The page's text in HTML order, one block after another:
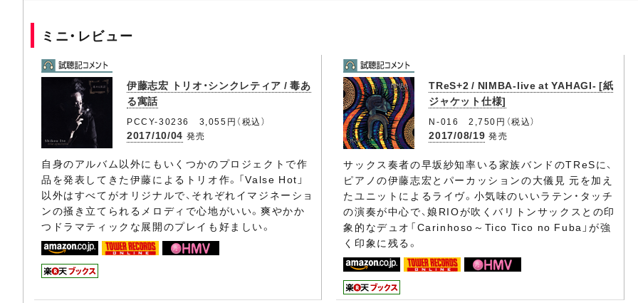
ミニ・レビュー
伊藤志宏 トリオ・シンクレティア / 毒あ
る寓話
PCCY-30236 3,055円（税込）
2017/10/04 発売
自身のアルバム以外にもいくつかのプロジェクトで作
品を発表してきた伊藤によるトリオ作。「Valse Hot」
以外はすべてがオリジナルで、それぞれイマジネーショ
ンの掻き立てられるメロディで心地がいい。爽やかか
つドラマティックな展開のプレイも好ましい。
TReS+2 / NIMBA-live at YAHAGI- [紙
ジャケット仕様]
N-016 2,750円（税込）
2017/08/19 発売
サックス奏者の早坂紗知率いる家族バンドのTReSに、
ピアノの伊藤志宏とパーカッションの大儀見 元を加え
たユニットによるライヴ。小気味のいいラテン・タッチ
の演奏が中心で、娘RIOが吹くバリトンサックスとの印
象的なデュオ「Carinhoso～Tico Tico no Fuba」が強
く印象に残る。